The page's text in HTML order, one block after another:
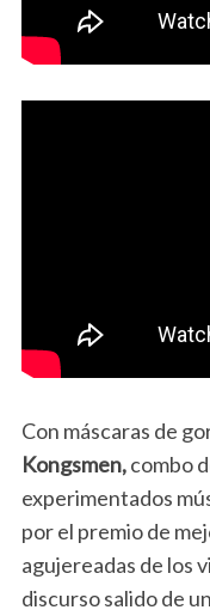
Con máscaras de
Kongsmen,combo
experimentados
por el premio de
agujereadas de los
discurso salido de